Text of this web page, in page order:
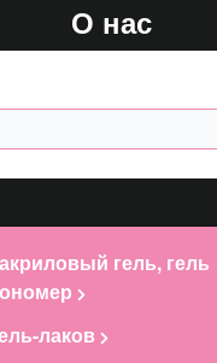
О нас
гель, гель
лаков